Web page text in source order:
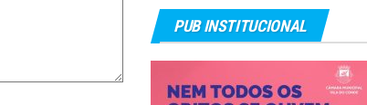
PUB INSTITUCIONAL